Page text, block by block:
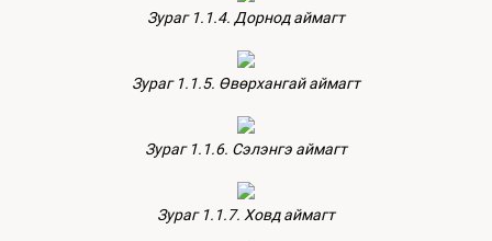
Зураг 1.1.4. Дорнод аймагт
Зураг 1.1.5. Өвөрхангай аймагт
Зураг 1.1.6. Сэлэнгэ аймагт
Зураг 1.1.7. Ховд аймагт